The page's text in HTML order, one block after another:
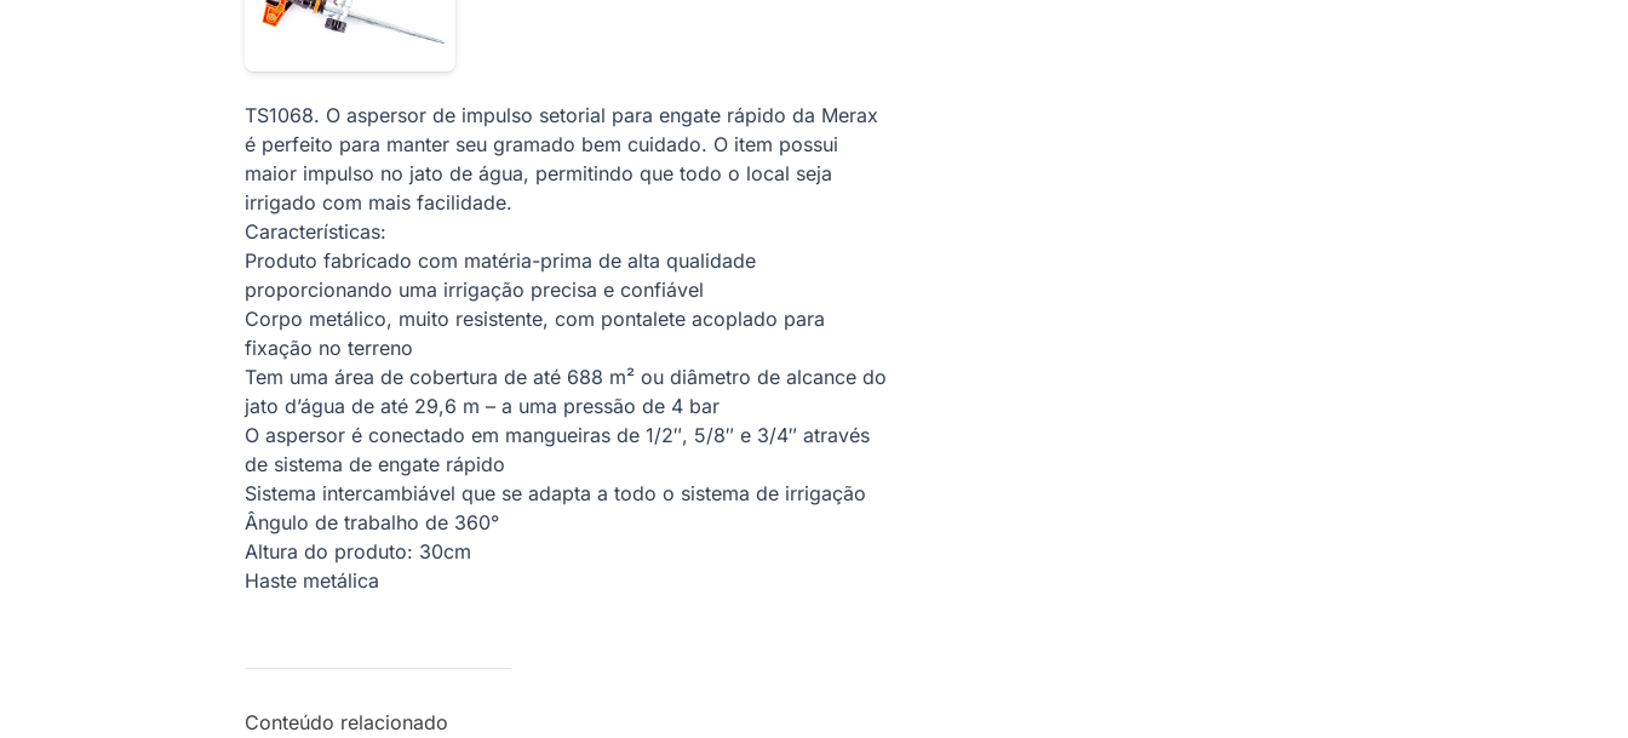
TS1068. O aspersor de impulso setorial para engate rápido da Merax
é perfeito para manter seu gramado bem cuidado. O item possui
maior impulso no jato de água, permitindo que todo o local seja
irrigado com mais facilidade.
Características:
Produto fabricado com matéria-prima de alta qualidade
proporcionando uma irrigação precisa e confiável
Corpo metálico, muito resistente, com pontalete acoplado para
fixação no terreno
Tem uma área de cobertura de até 688 m² ou diâmetro de alcance do
jato d’água de até 29,6 m – a uma pressão de 4 bar
O aspersor é conectado em mangueiras de 1/2″, 5/8″ e 3/4″ através
de sistema de engate rápido
Sistema intercambiável que se adapta a todo o sistema de irrigação
Ângulo de trabalho de 360°
Altura do produto: 30cm
Haste metálica
Conteúdo relacionado